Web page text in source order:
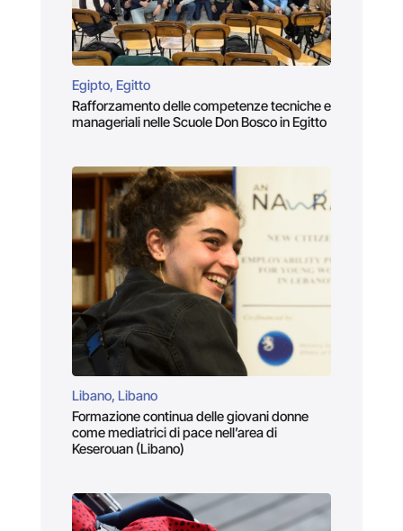
Rafforzamento delle competenze tecniche e
manageriali nelle Scuole Don Bosco in Egitto
Egipto, Egitto
Formazione continua delle giovani donne
come mediatrici di pace nell’area di
Keserouan (Libano)
Libano, Libano